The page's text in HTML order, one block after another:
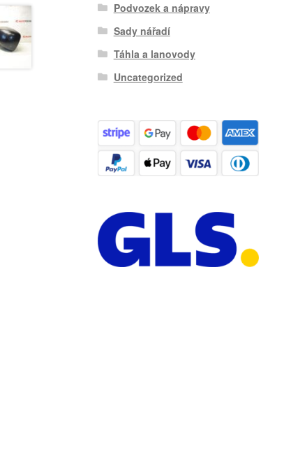
Podvozek a nápravy
Sady nářadí
Táhla a lanovody
Uncategorized